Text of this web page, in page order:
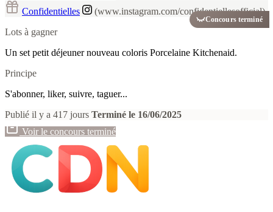
Concours terminé
Confidentielles
(www.instagram.com/confidentiellesofficial)
Lots à gagner
Un set petit déjeuner nouveau coloris Porcelaine Kitchenaid.
Principe
S'abonner, liker, suivre, taguer...
Publié il y a 417 jours Terminé le 16/06/2025
Voir le concours terminé